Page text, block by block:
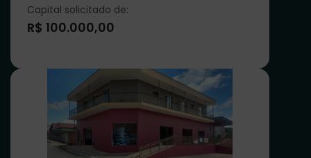
Capital solicitado de:
R$ 100.000,00